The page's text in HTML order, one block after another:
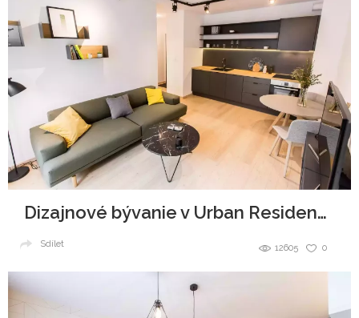
Dizajnové bývanie v Urban Residence
0
12605
Sdílet